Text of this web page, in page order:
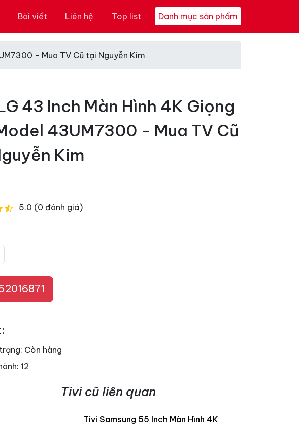
Bài viết Liên hệ Top list Danh mục sản phẩm
- Mua TV Cũ tại Nguyễn Kim
43 Inch Màn Hình 4K Giọng
43UM7300 - Mua TV Cũ
Kim
5.0 (0 đánh giá)
Còn hàng
12
Tivi cũ liên quan
Tivi Samsung 55 Inch Màn Hình 4K